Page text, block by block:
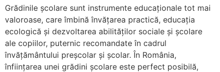
Grădinile școlare sunt instrumente educaționale tot mai
valoroase, care îmbină învățarea practică, educația
ecologică și dezvoltarea abilităților sociale şi şcolare
ale copiilor, puternic recomandate în cadrul
învăţământului preşcolar şi şcolar. În România,
înființarea unei grădini școlare este perfect posibilă,